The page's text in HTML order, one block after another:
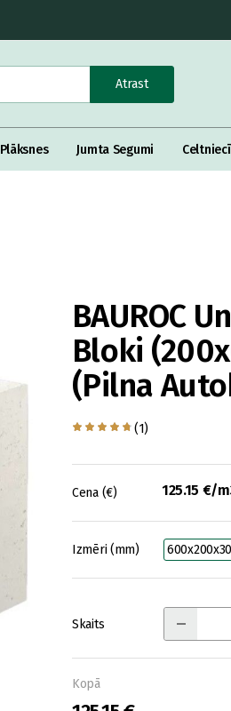
Atrast
Plāksnes Jumta Segumi
BAUROC
Bloki
(Pilna
(1)
Cena (€) 125.15 €/
Izmēri (mm)
Skaits
Kopā